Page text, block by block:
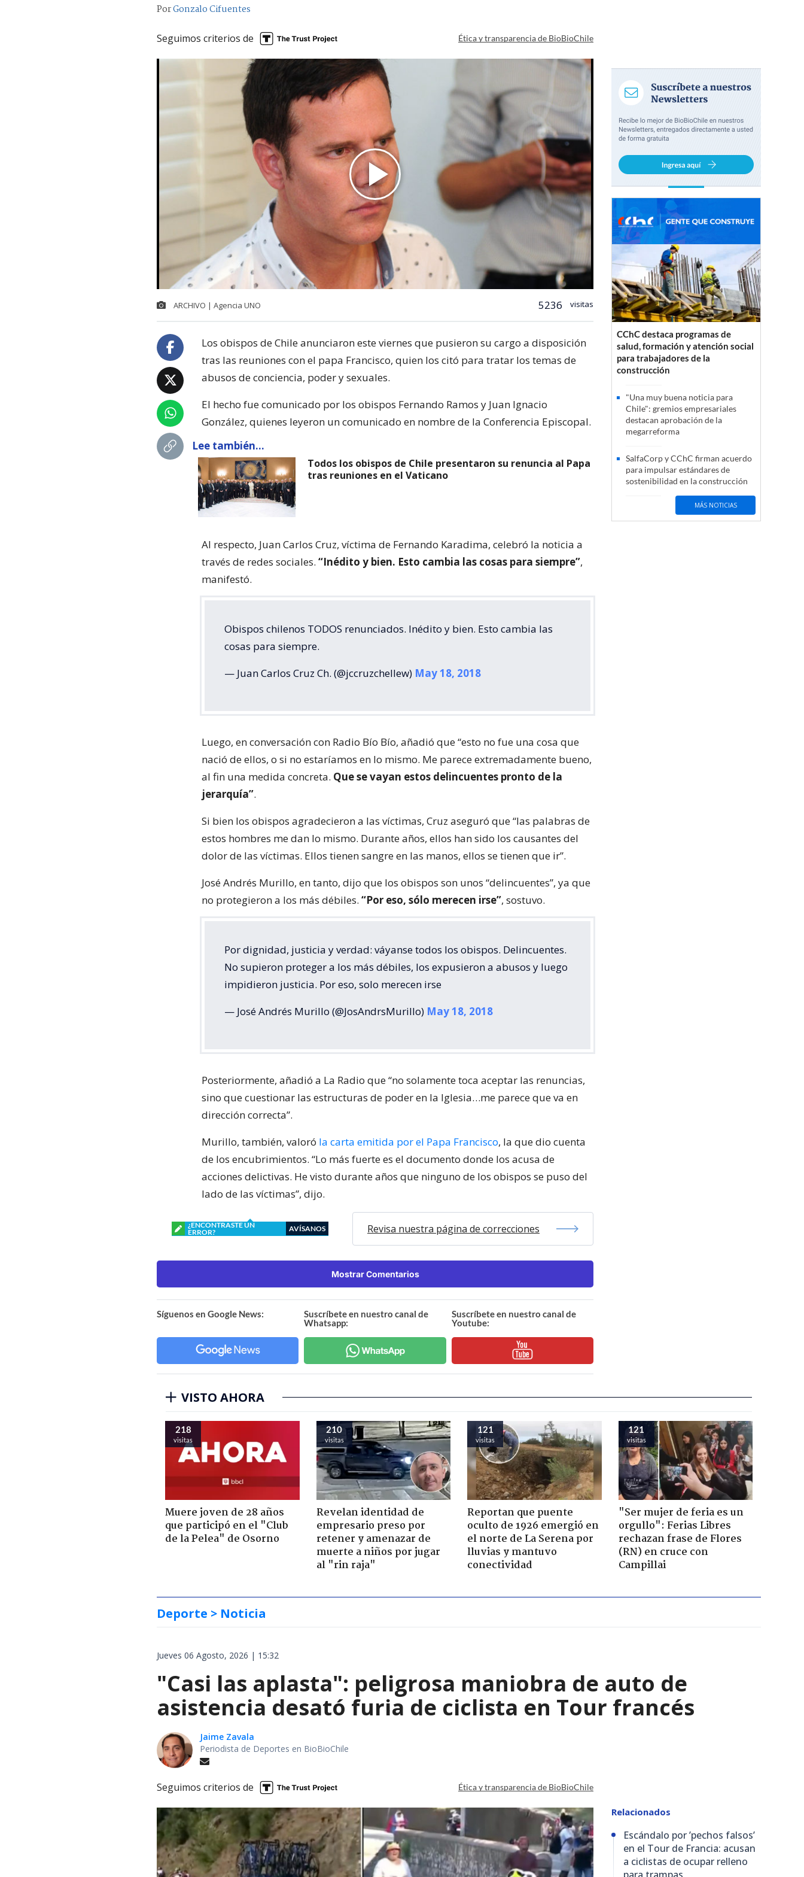
PorGonzalo Cifuentes
Seguimos criterios de Ética y transparencia de BioBioChile
ARCHIVO | Agencia UNO 5236 visitas
Los obispos de Chile anunciaron este viernes que pusieron su cargo a disposición
tras las reuniones con el papa Francisco, quien los citó para tratar los temas de
abusos de conciencia, poder y sexuales.
El hecho fue comunicado por los obispos Fernando Ramos y Juan Ignacio
González, quienes leyeron un comunicado en nombre de la Conferencia Episcopal.
Lee también...
Todos los obispos de Chile presentaron su renuncia al Papa
tras reuniones en el Vaticano
Al respecto, Juan Carlos Cruz, víctima de Fernando Karadima, celebró la noticia a
través de redes sociales. “Inédito y bien. Esto cambia las cosas para siempre”,
manifestó.
Obispos chilenos TODOS renunciados. Inédito y bien. Esto cambia las
cosas para siempre.
— Juan Carlos Cruz Ch. (@jccruzchellew) May 18, 2018
Luego, en conversación con Radio Bío Bío, añadió que “esto no fue una cosa que
nació de ellos, o si no estaríamos en lo mismo. Me parece extremadamente bueno,
al fin una medida concreta. Que se vayan estos delincuentes pronto de la
jerarquía”.
Si bien los obispos agradecieron a las víctimas, Cruz aseguró que “las palabras de
estos hombres me dan lo mismo. Durante años, ellos han sido los causantes del
dolor de las víctimas. Ellos tienen sangre en las manos, ellos se tienen que ir”.
José Andrés Murillo, en tanto, dijo que los obispos son unos “delincuentes”, ya que
no protegieron a los más débiles. “Por eso, sólo merecen irse”, sostuvo.
Por dignidad, justicia y verdad: váyanse todos los obispos. Delincuentes.
No supieron proteger a los más débiles, los expusieron a abusos y luego
impidieron justicia. Por eso, solo merecen irse
— José Andrés Murillo (@JosAndrsMurillo) May 18, 2018
Posteriormente, añadió a La Radio que “no solamente toca aceptar las renuncias,
sino que cuestionar las estructuras de poder en la Iglesia…me parece que va en
dirección correcta”.
Murillo, también, valoró la carta emitida por el Papa Francisco, la que dio cuenta
de los encubrimientos. “Lo más fuerte es el documento donde los acusa de
acciones delictivas. He visto durante años que ninguno de los obispos se puso del
lado de las víctimas”, dijo.
¿ENCONTRASTE UN
ERROR?
AVÍSANOS Revisa nuestra página de correcciones
Mostrar Comentarios
Síguenos en Google News:
Suscríbete en nuestro canal de
Whatsapp:
Suscríbete en nuestro canal de
Youtube:
CChC destaca programas de
salud, formación y atención social
para trabajadores de la
construcción
"Una muy buena noticia para
Chile": gremios empresariales
destacan aprobación de la
megarreforma
SalfaCorp y CChC firman acuerdo
para impulsar estándares de
sostenibilidad en la construcción
MÁS NOTICIAS
VISTO AHORA
218
visitas
Muere joven de 28 años
que participó en el "Club
de la Pelea" de Osorno
210
visitas
Revelan identidad de
empresario preso por
retener y amenazar de
muerte a niños por jugar
al "rin raja"
121
visitas
Reportan que puente
oculto de 1926 emergió en
el norte de La Serena por
lluvias y mantuvo
conectividad
121
visitas
"Ser mujer de feria es un
orgullo": Ferias Libres
rechazan frase de Flores
(RN) en cruce con
Campillai
Deporte > Noticia
Jueves 06 Agosto, 2026 | 15:32
"Casi las aplasta": peligrosa maniobra de auto de
asistencia desató furia de ciclista en Tour francés
Jaime Zavala
Periodista de Deportes en BioBioChile
Seguimos criterios de Ética y transparencia de BioBioChile
Relacionados
Escándalo por ’pechos falsos’
en el Tour de Francia: acusan
a ciclistas de ocupar relleno